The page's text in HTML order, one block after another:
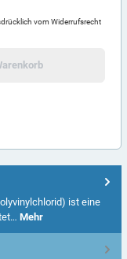
vom Widerrufsrecht
ist eine
Mehr